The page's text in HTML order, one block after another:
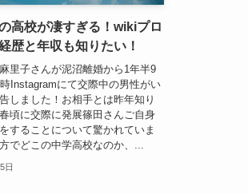
高校が凄すぎる！wikiプロ
歴と年収も知りたい！
里子さんが泥沼離婚から1年半9
Instagramにて交際中の男性がい
しました！お相手とは昨年知り
頃に交際に発展篠田さんご自身
することについて驚かれていま
でどこの中学高校なのか、...
日